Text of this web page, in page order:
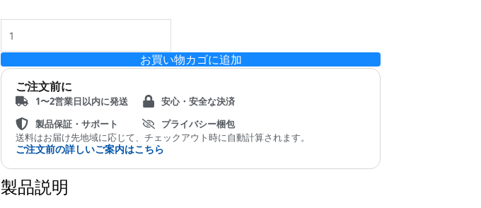
ー
ル
対
応）
お買い物カゴに追加
ご注文前に
1〜2営業日以内に発送
製品保証・サポート
安心・安全な決済
プライバシー梱包
送料はお届け先地域に応じて、チェックアウト時に自動計算されます。
ご注文前の詳しいご案内はこちら
製品説明